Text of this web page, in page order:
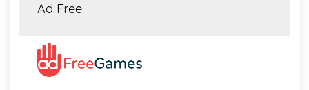
Ad Free